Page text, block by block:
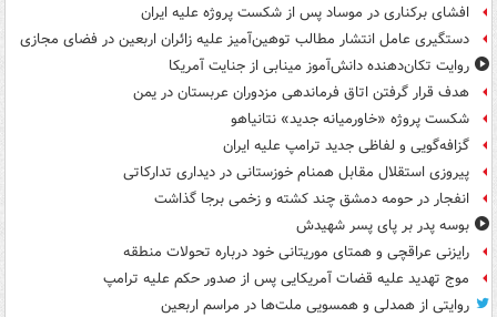
افشای برکناری در موساد پس از شکست پروژه علیه ایران
دستگیری عامل انتشار مطالب توهین‌آمیز علیه زائران اربعین در فضای مجازی
روایت تکان‌دهنده دانش‌آموز مینابی از جنایت آمریکا
هدف قرار گرفتن اتاق‌ فرماندهی مزدوران عربستان در یمن
شکست پروژه «خاورمیانه جدید» نتانیاهو
گزافه‌گویی و لفاظی جدید ترامپ علیه ایران
پیروزی استقلال مقابل همنام خوزستانی در دیداری تدارکاتی
انفجار در حومه دمشق چند کشته و زخمی برجا گذاشت
بوسه‌ پدر بر پای پسر شهیدش
رایزنی عراقچی و همتای موریتانی خود درباره تحولات منطقه
موج تهدید علیه قضات آمریکایی پس از صدور حکم علیه ترامپ
روایتی از همدلی و همسویی ملت‌ها در مراسم اربعین